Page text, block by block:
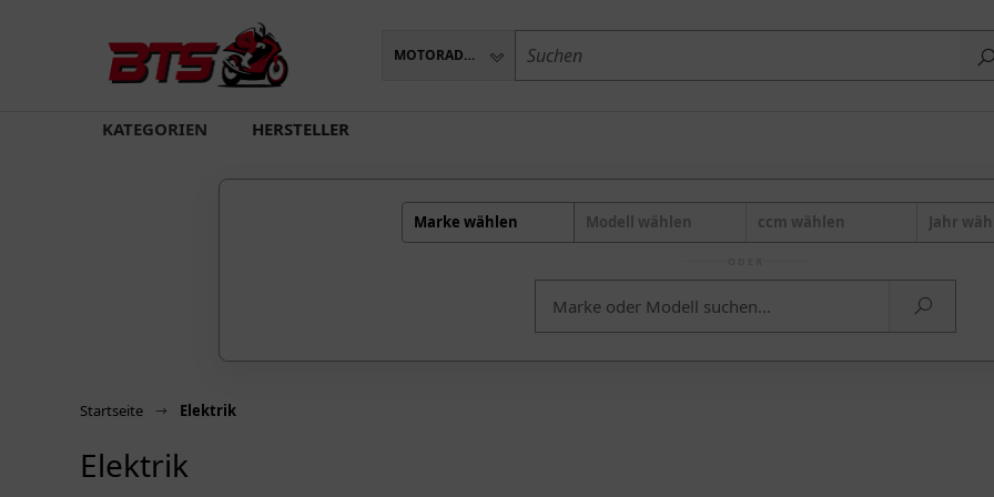
MOTORADTEILE
KATEGORIEN HERSTELLER
Marke wählen Modell wählen ccm wählen Jahr
Startseite Elektrik
Elektrik